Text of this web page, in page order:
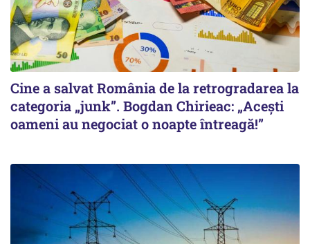
Cine a salvat România de la retrogradarea la
categoria „junk”. Bogdan Chirieac: „Acești
oameni au negociat o noapte întreagă!”